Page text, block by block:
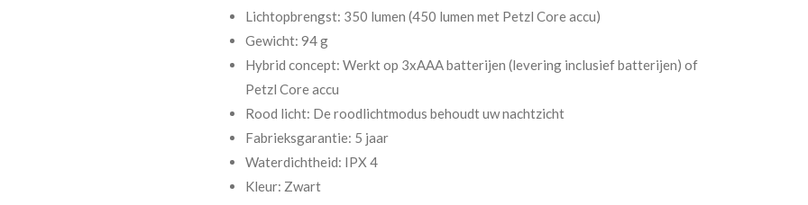
Lichtopbrengst: 350 lumen (450 lumen met Petzl Core accu)
Gewicht: 94 g
Hybrid concept: Werkt op 3xAAA batterijen (levering inclusief batterijen) of
Petzl Core accu
Rood licht: De roodlichtmodus behoudt uw nachtzicht
Fabrieksgarantie: 5 jaar
Waterdichtheid: IPX 4
Kleur: Zwart